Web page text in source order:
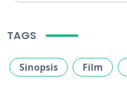
TAGS
Sinopsis Film